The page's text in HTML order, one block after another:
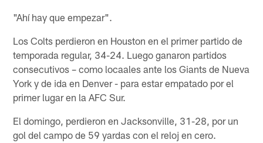
"Ahí hay que empezar".
Los Colts perdieron en Houston en el primer partido de
temporada regular, 34-24. Luego ganaron partidos
consecutivos – como locaales ante los Giants de Nueva
York y de ida en Denver - para estar empatado por el
primer lugar en la AFC Sur.
El domingo, perdieron en Jacksonville, 31-28, por un
gol del campo de 59 yardas con el reloj en cero.